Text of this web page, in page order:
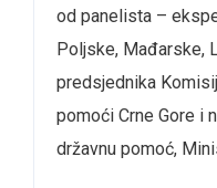
od panelista –
Poljske, Mađarske,
predsjednika
pomoći Crne Gore i
državnu pomoć,